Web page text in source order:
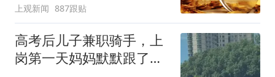
上观新闻 887跟贴
高考后儿子兼职骑手，上
岗第一天妈妈默默跟了三